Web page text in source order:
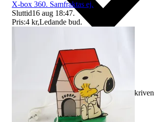
Ersättning om varan inte är som beskriven
X-box 360. Samfraktas ej.
Sluttid16 aug 18:47.
Pris:4 kr,Ledande bud.